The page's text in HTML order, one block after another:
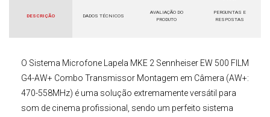
DESCRIÇÃO DADOS TÉCNICOS
AVALIAÇÃO DO
PRODUTO
PERGUNTAS E
RESPOSTAS
O Sistema Microfone Lapela MKE 2 Sennheiser EW 500 FILM
G4-AW+ Combo Transmissor Montagem em Câmera (AW+:
470-558MHz) é uma solução extremamente versátil para
som de cinema profissional, sendo um perfeito sistema